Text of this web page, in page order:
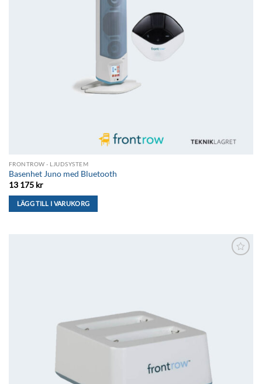
FRONTROW - LJUDSYSTEM
Basenhet Juno med Bluetooth
13 175 kr
LÄGG TILL I VARUKORG